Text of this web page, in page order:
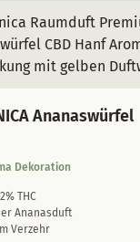
Ananaswürfel
Dekoration
THC
Ananasduft
Verzehr